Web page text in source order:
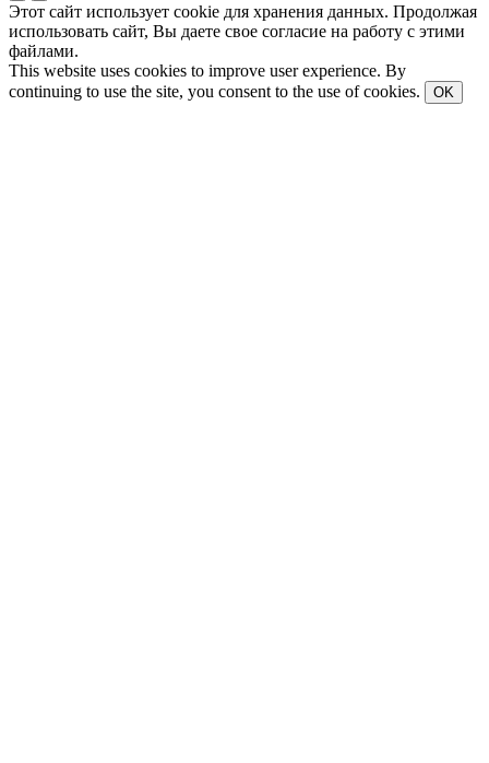
Этот сайт использует cookie для хранения данных. Продолжая
использовать сайт, Вы даете свое согласие на работу с этими
файлами.
This website uses cookies to improve user experience. By
continuing to use the site, you consent to the use of cookies.
OK